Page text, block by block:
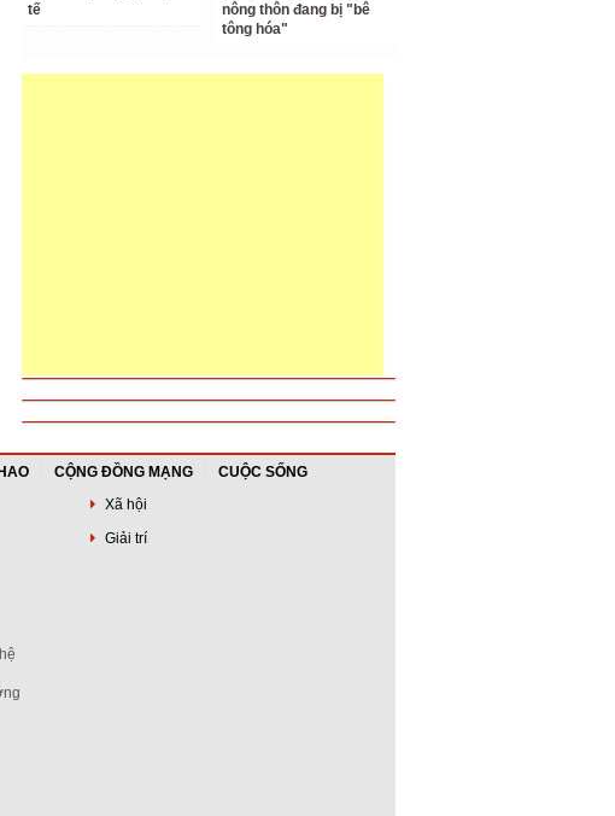
tế
nông thôn đang bị "bê
tông hóa"
CỘNG ĐỒNG MẠNG
CUỘC SỐNG
Xã hội
Giải trí